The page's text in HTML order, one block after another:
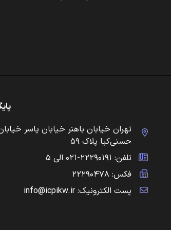
تهران خیابان باهنر خیابان یاسر
حسنی‌کیا پلاک ۵۹
تلفن: ۲۲۲۹۰۱۹۱-۰۲۱ الی ۵
فکس: ۲۲۲۹۰۴۷۸
پست الکترونیک: info@icpikw.ir